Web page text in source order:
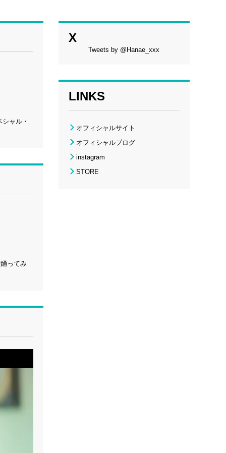
ャル・
ってみ
X
Tweets by @Hanae_xxx
LINKS
オフィシャルサイト
オフィシャルブログ
instagram
STORE